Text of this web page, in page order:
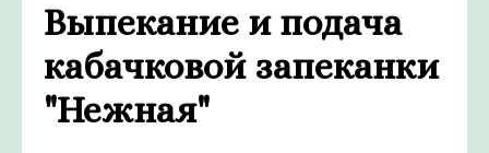
Выпекание и подача
кабачковой запеканки
"Нежная"